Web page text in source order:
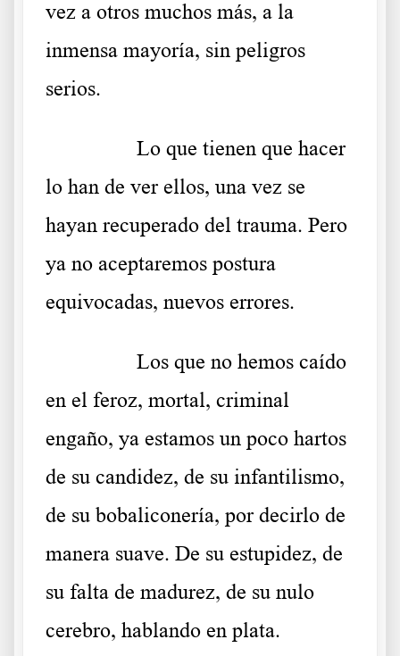
vez a otros muchos más, a la
inmensa mayoría, sin peligros
serios.
Lo que tienen que hacer
lo han de ver ellos, una vez se
hayan recuperado del trauma. Pero
ya no aceptaremos postura
equivocadas, nuevos errores.
Los que no hemos caído
en el feroz, mortal, criminal
engaño, ya estamos un poco hartos
de su candidez, de su infantilismo,
de su bobaliconería, por decirlo de
manera suave. De su estupidez, de
su falta de madurez, de su nulo
cerebro, hablando en plata.